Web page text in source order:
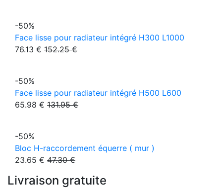
-50%
Face lisse pour radiateur intégré H300 L1000
76.13 € 152.25 €
-50%
Face lisse pour radiateur intégré H500 L600
65.98 € 131.95 €
-50%
Bloc H-raccordement équerre ( mur )
23.65 € 47.30 €
Livraison gratuite